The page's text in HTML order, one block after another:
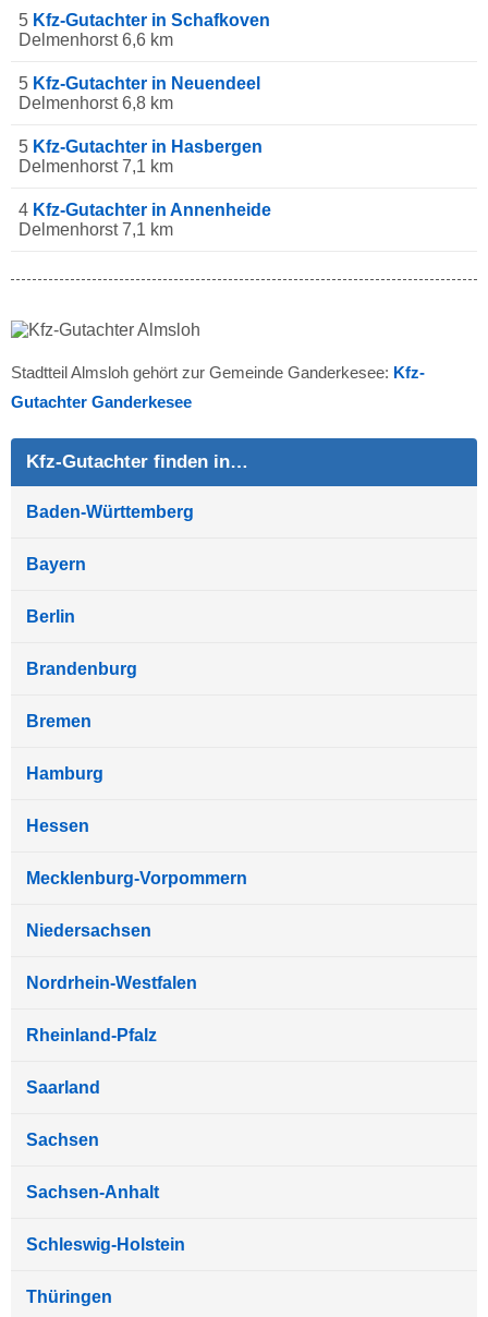
5 Kfz-Gutachter in Schafkoven
Delmenhorst 6,6 km
5 Kfz-Gutachter in Neuendeel
Delmenhorst 6,8 km
5 Kfz-Gutachter in Hasbergen
Delmenhorst 7,1 km
4 Kfz-Gutachter in Annenheide
Delmenhorst 7,1 km
Stadtteil Almsloh gehört zur Gemeinde Ganderkesee: Kfz-
Gutachter Ganderkesee
Kfz-Gutachter finden in…
Baden-Württemberg
Bayern
Berlin
Brandenburg
Bremen
Hamburg
Hessen
Mecklenburg-Vorpommern
Niedersachsen
Nordrhein-Westfalen
Rheinland-Pfalz
Saarland
Sachsen
Sachsen-Anhalt
Schleswig-Holstein
Thüringen